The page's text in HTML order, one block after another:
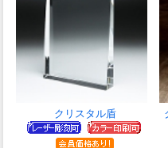
クリスタル盾